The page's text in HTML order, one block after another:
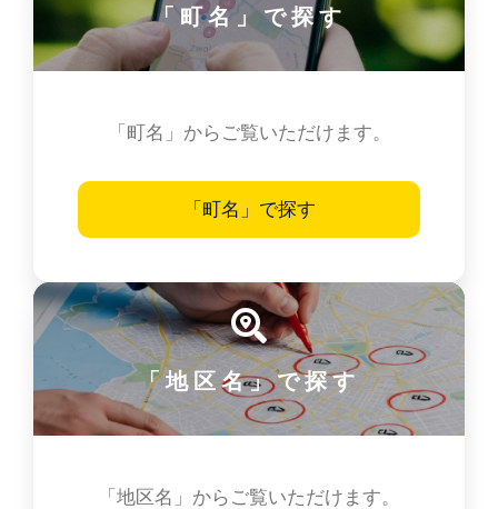
「町名」で探す
「町名」からご覧いただけます。
「町名」で探す
「地区名」で探す
「地区名」からご覧いただけます。